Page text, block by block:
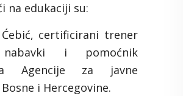
na edukaciji su:
certificirani trener
i pomoćnik
Agencije za javne
i Hercegovine.